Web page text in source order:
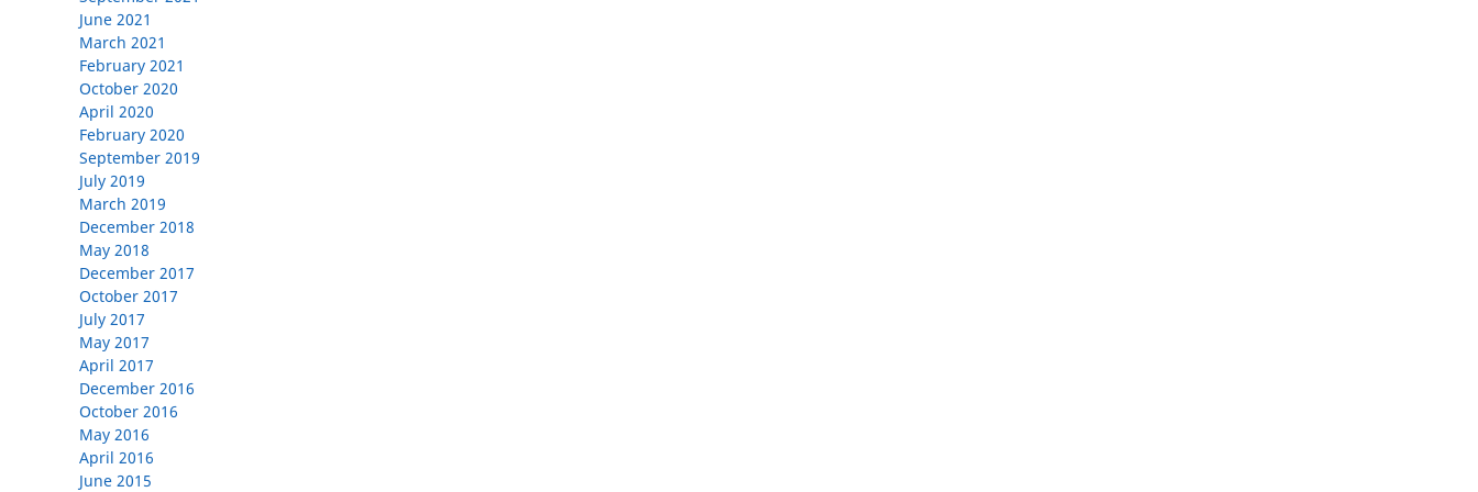
June 2021
March 2021
February 2021
October 2020
April 2020
February 2020
September 2019
July 2019
March 2019
December 2018
May 2018
December 2017
October 2017
July 2017
May 2017
April 2017
December 2016
October 2016
May 2016
April 2016
June 2015